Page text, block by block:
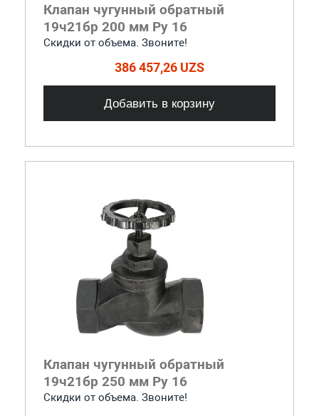
Клапан чугунный обратный
19ч21бр 200 мм Ру 16
Скидки от объема. Звоните!
386 457,26 UZS
Добавить в корзину
Клапан чугунный обратный
19ч21бр 250 мм Ру 16
Скидки от объема. Звоните!